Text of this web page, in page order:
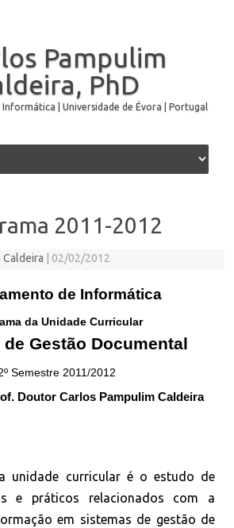
Pampulim
PhD
| Universidade de Évora | Portugal
Skip to content
2011-2012
Caldeira 02/02/2012
de Informática
da Unidade Curricular
Gestão Documental
Semestre 2011/2012
Doutor Carlos Pampulim Caldeira
unidade curricular é o estudo de
e práticos relacionados com a
em sistemas de gestão de